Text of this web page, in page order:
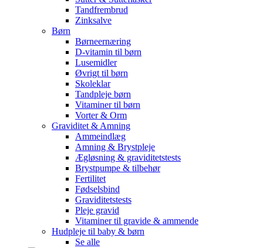
Tandfrembrud
Zinksalve
Børn
Børneernæring
D-vitamin til børn
Lusemidler
Øvrigt til børn
Skoleklar
Tandpleje børn
Vitaminer til børn
Vorter & Orm
Graviditet & Amning
Ammeindlæg
Amning & Brystpleje
Ægløsning & graviditetstests
Brystpumpe & tilbehør
Fertilitet
Fødselsbind
Graviditetstests
Pleje gravid
Vitaminer til gravide & ammende
Hudpleje til baby & børn
Se alle